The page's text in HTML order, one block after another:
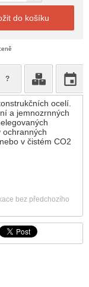
do košíku
?
ocelí.
a jemnozrnných
ochranných
v čistém CO2
bez předchozího